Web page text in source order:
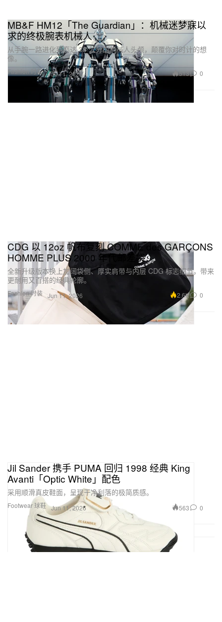
Fashion 时装
MB&F HM12「The Guardian」：机械迷梦寐以
求的终极腕表机械人
从手腕一路进化到高达 38 公分的机械人头颅，颠覆你对时计的想
像。
Jun 11, 2026 513 0
Fashion 时装
CDG 以 12oz 帆布复刻 COMME des GARÇONS
HOMME PLUS 2000 年代邮差袋
全新升级版本换上加阔袋侧、厚实肩带与内层 CDG 标志细节，带来
更耐用又百搭的经典轮廓。
Jun 11, 2026 2.6K 0
Footwear 球鞋
Jil Sander 携手 PUMA 回归 1998 经典 King
Avanti「Optic White」配色
采用顺滑真皮鞋面，呈现干净利落的极简质感。
Jun 11, 2026 563 0